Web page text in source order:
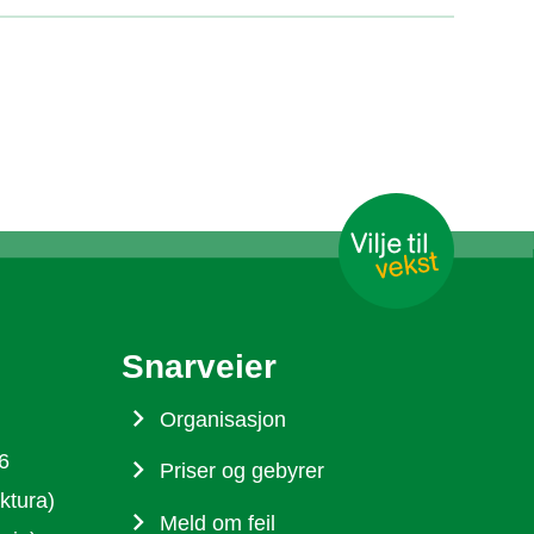
Snarveier
Organisasjon
Priser og gebyrer
Meld om feil